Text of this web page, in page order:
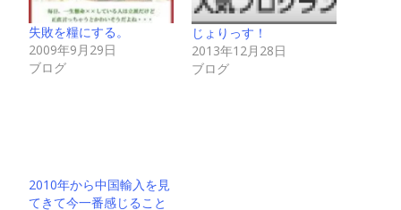
失敗を糧にする。
2009年9月29日
ブログ
じょりっす！
2013年12月28日
ブログ
2010年から中国輸入を見
てきて今一番感じること